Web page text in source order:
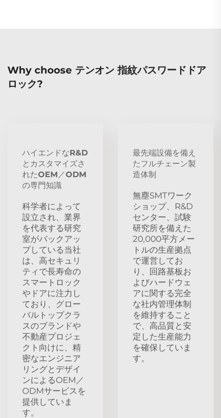
Why choose テンオン 指紋パスワードドア
ロック?
ハイエンドなR&D
とカスタマイズさ
れたOEM／ODM
の専門知識
科学者によって
設立され、業界
を代表する研究
室がバックアッ
プしている当社
は、高セキュリ
ティで長寿命の
スマートロック
やドアに注力し
ており、グロー
バルトップクラ
スのブランドや
不動産プロジェ
クト向けに、精
密なエンジニア
リングとデザイ
ンによるOEM／
ODMサービスを
提供していま
す。
最先端設備を備え
たフルチェーン製
造体制
無塵SMTワーク
ショップ、R&D
センター、試験
研究所を備えた
20,000平方メー
トルの生産拠点
で運営してお
り、回路基板お
よびハードウェ
アに関する完全
な社内管理体制
を維持すること
で、高品質と安
定した生産能力
を確保していま
す。